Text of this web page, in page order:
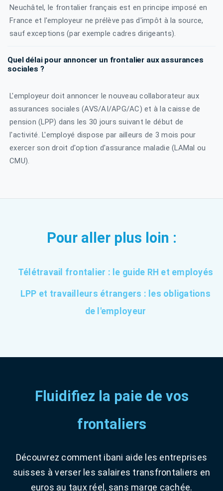
Neuchâtel, le frontalier français est en principe imposé en
France et l'employeur ne prélève pas d'impôt à la source,
sauf exceptions (par exemple cadres dirigeants).
Quel délai pour annoncer un frontalier aux assurances
sociales ?
L'employeur doit annoncer le nouveau collaborateur aux
assurances sociales (AVS/AI/APG/AC) et à la caisse de
pension (LPP) dans les 30 jours suivant le début de
l'activité. L'employé dispose par ailleurs de 3 mois pour
exercer son droit d'option d'assurance maladie (LAMal ou
CMU).
Pour aller plus loin :
Télétravail frontalier : le guide RH et employés
LPP et travailleurs étrangers : les obligations
de l'employeur
Fluidifiez la paie de vos
frontaliers
Découvrez comment ibani aide les entreprises
suisses à verser les salaires transfrontaliers en
euros au taux réel, sans marge cachée.